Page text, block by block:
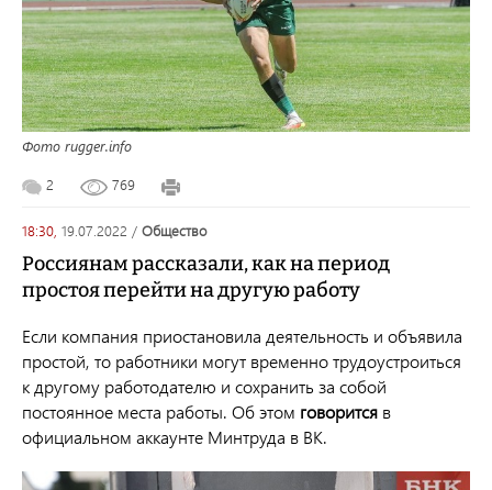
Фото rugger.info
2 769
18:30, 19.07.2022 / общество
Россиянам рассказали, как на период
простоя перейти на другую работу
Если компания приостановила деятельность и объявила
простой, то работники могут временно трудоустроиться
к другому работодателю и сохранить за собой
постоянное места работы. Об этом говорится в
официальном аккаунте Минтруда в ВК.